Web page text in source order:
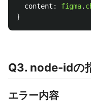
content : figma.
}
Q3. node-idの
エラー内容